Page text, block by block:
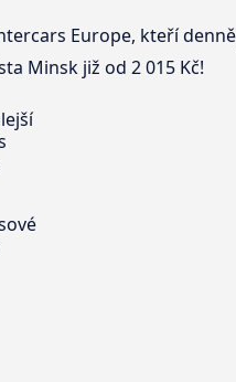
Europe, kteří
Minsk již od 2 015 Kč!